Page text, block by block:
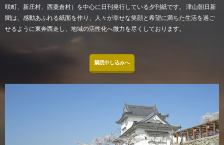
咲町、新庄村、西粟倉村）を中心に日刊発行している夕刊紙です。 津山朝日新
聞は、感動あふれる紙面を作り、人々が幸せな笑顔と希望に満ちた生活を過ご
せるように東奔西走し、地域の活性化へ微力を尽くしております。
購読申し込みへ